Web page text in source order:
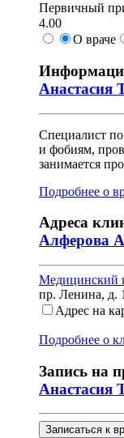
Первичный
4.00
О враче
Анастасия
Специалист
и фобиям,
занимается
Подробнее о
Адреса
Алферова
Медицинский
пр. Ленина, д.
Адрес на
Подробнее о
Запись на
Анастасия
Записаться к